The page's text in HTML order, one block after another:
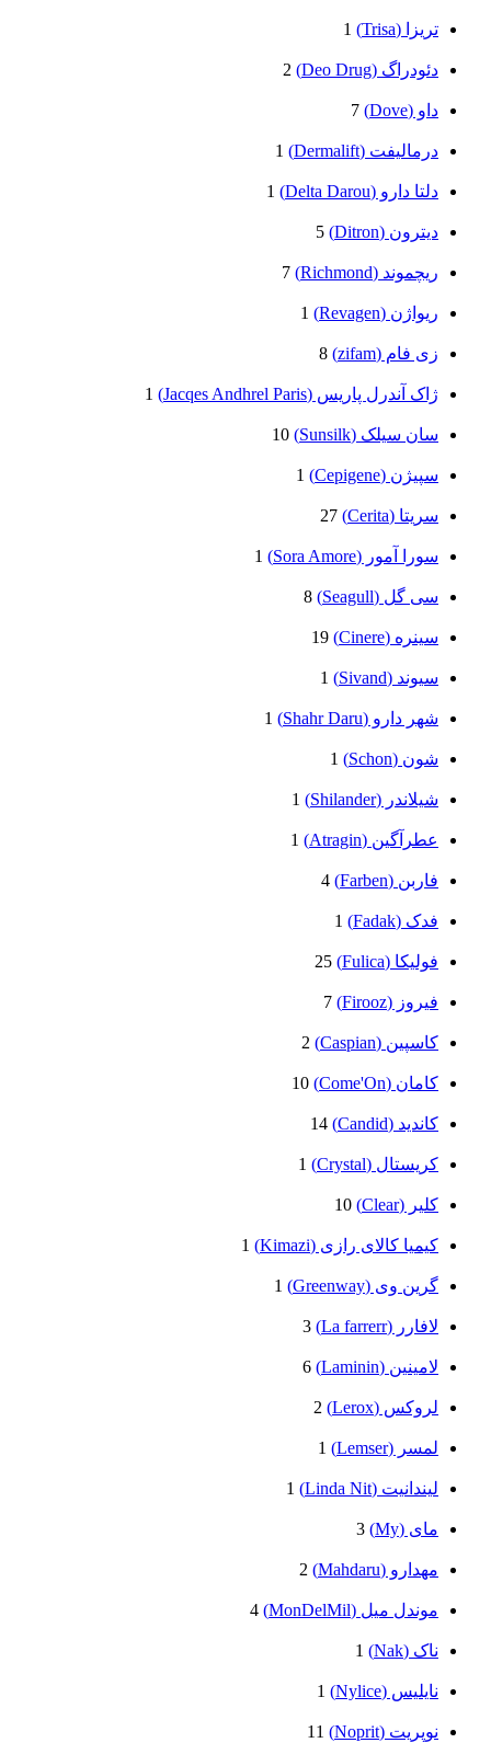
تریزا (Trisa) 1
دئودراگ (Deo Drug) 2
داو (Dove) 7
درمالیفت (Dermalift) 1
دلتا دارو (Delta Darou) 1
دیترون (Ditron) 5
ریچموند (Richmond) 7
ریواژن (Revagen) 1
زی فام (zifam) 8
ژاک آندرل پاریس (Jacqes Andhrel Paris) 1
سان سیلک (Sunsilk) 10
سپیژن (Cepigene) 1
سریتا (Cerita) 27
سورا آمور (Sora Amore) 1
سی گل (Seagull) 8
سینره (Cinere) 19
سیوند (Sivand) 1
شهر دارو (Shahr Daru) 1
شون (Schon) 1
شیلاندر (Shilander) 1
عطرآگین (Atragin) 1
فاربن (Farben) 4
فدک (Fadak) 1
فولیکا (Fulica) 25
فیروز (Firooz) 7
کاسپین (Caspian) 2
کامان (Come'On) 10
کاندید (Candid) 14
کریستال (Crystal) 1
کلیر (Clear) 10
کیمیا کالای رازی (Kimazi) 1
گرین وی (Greenway) 1
لافارر (La farrerr) 3
لامینین (Laminin) 6
لروکس (Lerox) 2
لمسر (Lemser) 1
لیندانیت (Linda Nit) 1
مای (My) 3
مهدارو (Mahdaru) 2
موندل میل (MonDelMil) 4
ناک (Nak) 1
نایلیس (Nylice) 1
نوپریت (Noprit) 11